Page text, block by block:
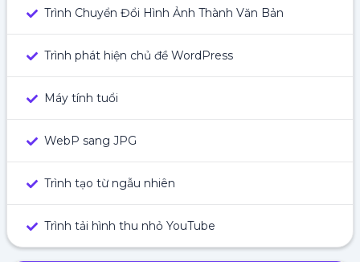
Trình Chuyển Đổi Hình Ảnh Thành Văn Bản
Trình phát hiện chủ đề WordPress
Máy tính tuổi
WebP sang JPG
Trình tạo từ ngẫu nhiên
Trình tải hình thu nhỏ YouTube